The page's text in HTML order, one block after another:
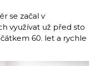
se začal v
využívat už před sto
60. let a rychle